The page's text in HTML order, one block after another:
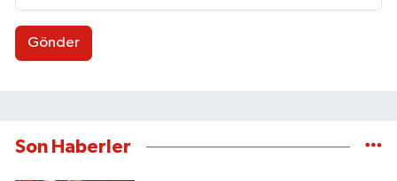
Gönder
Son Haberler